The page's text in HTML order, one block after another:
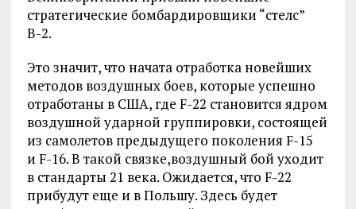
стратегические бомбардировщики “стелс”
В-2.
Это значит, что начата отработка новейших
методов воздушных боев, которые успешно
отработаны в США, где F-22 становится ядром
воздушной ударной группировки, состоящей
из самолетов предыдущего поколения F-15
и F-16. В такой связке,воздушный бой уходит
в стандарты 21 века. Ожидается, что F-22
прибудут еще и в Польшу. Здесь будет